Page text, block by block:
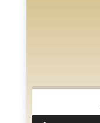
Audiospeler